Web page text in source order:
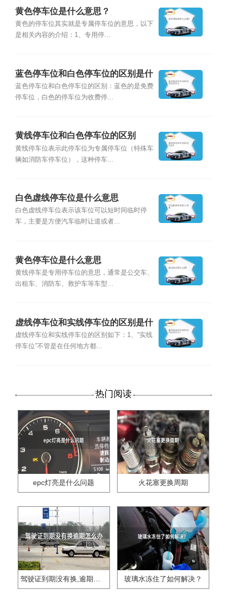
黄色停车位是什么意思？
黄色的停车位其实就是专属停车位的意思，以下
是相关内容的介绍：1、专用停...
蓝色停车位和白色停车位的区别是什
么
蓝色停车位和白色停车位的区别：蓝色的是免费
停车位，白色的停车位为收费停...
黄线停车位和白色停车位的区别
黄线停车位表示此停车位为专属停车位（特殊车
辆如消防车停车位），这种停车...
白色虚线停车位是什么意思
白色虚线停车位表示该车位可以短时间临时停
车，主要是方便汽车临时让道或者...
黄色停车位是什么意思
黄线停车是专用停车位的意思，通常是公交车、
出租车、消防车、救护车等车型...
虚线停车位和实线停车位的区别是什
么?
虚线停车位和实线停车位的区别如下：1、“实线
停车位”不管是在任何地方都...
热门阅读
epc灯亮是什么问题 火花塞更换周期
驾驶证到期没有换,逾期怎么办?? 玻璃水冻住了如何解决？